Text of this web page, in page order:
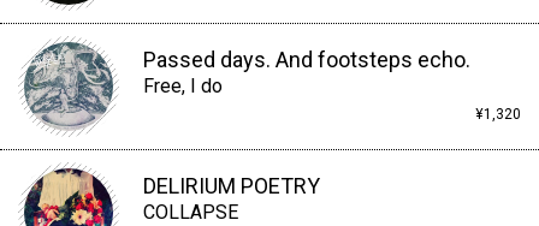
Passed days. And footsteps echo.
Free, I do
¥1,320
DELIRIUM POETRY
COLLAPSE